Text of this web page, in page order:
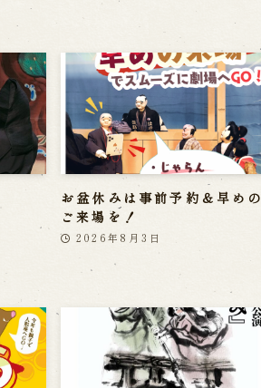
お盆休みは事前予約＆早めの
ご来場を！
2026年8月3日